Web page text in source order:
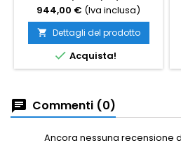
944,00 € (Iva inclusa)
 Dettagli del prodotto
 Acquista!
Commenti (0)
Ancora nessuna recensione